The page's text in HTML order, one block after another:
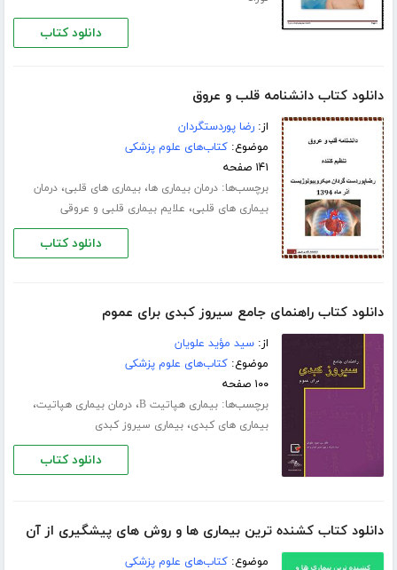
دانلود کتاب
دانلود کتاب دانشنامه قلب و عروق
از:رضا پوردستگردان
موضوع:کتاب‌های علوم پزشکی
۱۴۱ صفحه
برچسب‌ها:درمان بیماری ها،بیماری های قلبی،درمان
بیماری های قلبی، علایم بیماری قلبی و عروقی
دانلود کتاب
دانلود کتاب راهنمای جامع سیروز کبدی برای عموم
از:سید مؤید علویان
موضوع:کتاب‌های علوم پزشکی
۱۰۰ صفحه
برچسب‌ها:بیماری هپاتیت B ،درمان بیماری هپاتیت،
بیماری های کبدی،بیماری سیروز کبدی
دانلود کتاب
دانلود کتاب کشنده ترین بیماری ها و روش های پیشگیری از آن
موضوع:کتاب‌های علوم پزشکی